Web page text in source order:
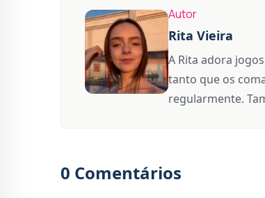
Autor
Rita Vieira
A Rita adora
tanto que os
regularmente.
0 Comentários